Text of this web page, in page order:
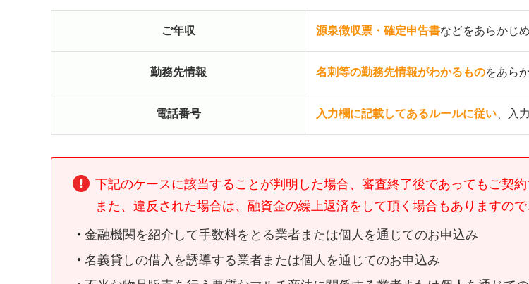
ご年収 源泉徴収票・確定申告書などをあらかじ
勤務先情報 名刺等の勤務先情報がわかるものをあら
電話番号 入力欄に記載してあるルールに従い 、入
下記のケースに該当することが判明した場合、審査終了後であってもご契約
また、違反された場合は、融資金の繰上返済をして頂く場合もありますので
金融機関を紹介して手数料をとる業者または個人を通じてのお申込み
名義貸しの借入を誘導する業者または個人を通じてのお申込み